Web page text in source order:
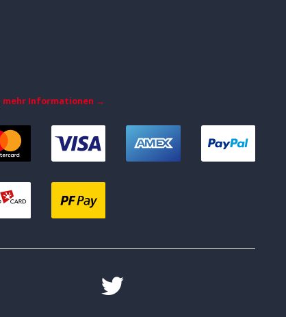
mehr Informationen →